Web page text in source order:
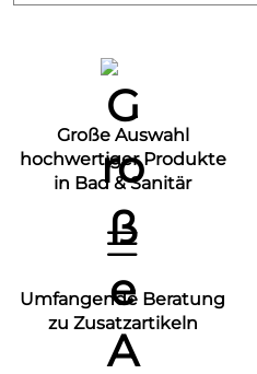
Große Auswahl
hochwertiger Produkte
in Bad & Sanitär
Umfangende Beratung
zu Zusatzartikeln